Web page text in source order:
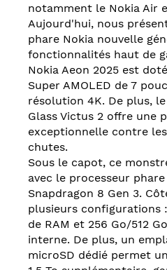
notamment le Nokia Air
Aujourd'hui, nous
phare Nokia nouvelle
fonctionnalités haut de
Nokia Aeon 2025 est
Super AMOLED de 7
résolution 4K. De plus,
Glass Victus 2 offre une
exceptionnelle contre
chutes.
Sous le capot, ce
avec le processeur
Snapdragon 8 Gen 3.
plusieurs configurations
de RAM et 256 Go/512
interne. De plus, un
microSD dédié permet